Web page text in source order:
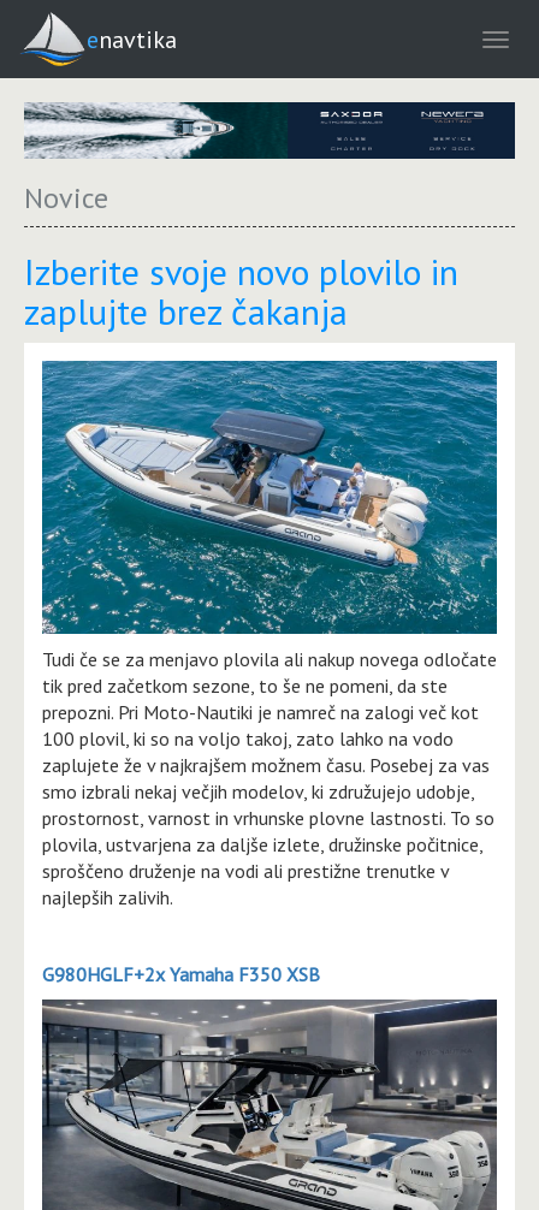
enavtika
Novice
Izberite svoje novo plovilo in
zaplujte brez čakanja
Tudi če se za menjavo plovila ali nakup novega odločate
tik pred začetkom sezone, to še ne pomeni, da ste
prepozni. Pri Moto-Nautiki je namreč na zalogi več kot
100 plovil, ki so na voljo takoj, zato lahko na vodo
zaplujete že v najkrajšem možnem času. Posebej za vas
smo izbrali nekaj večjih modelov, ki združujejo udobje,
prostornost, varnost in vrhunske plovne lastnosti. To so
plovila, ustvarjena za daljše izlete, družinske počitnice,
sproščeno druženje na vodi ali prestižne trenutke v
najlepših zalivih.
G980HGLF+2x Yamaha F350 XSB